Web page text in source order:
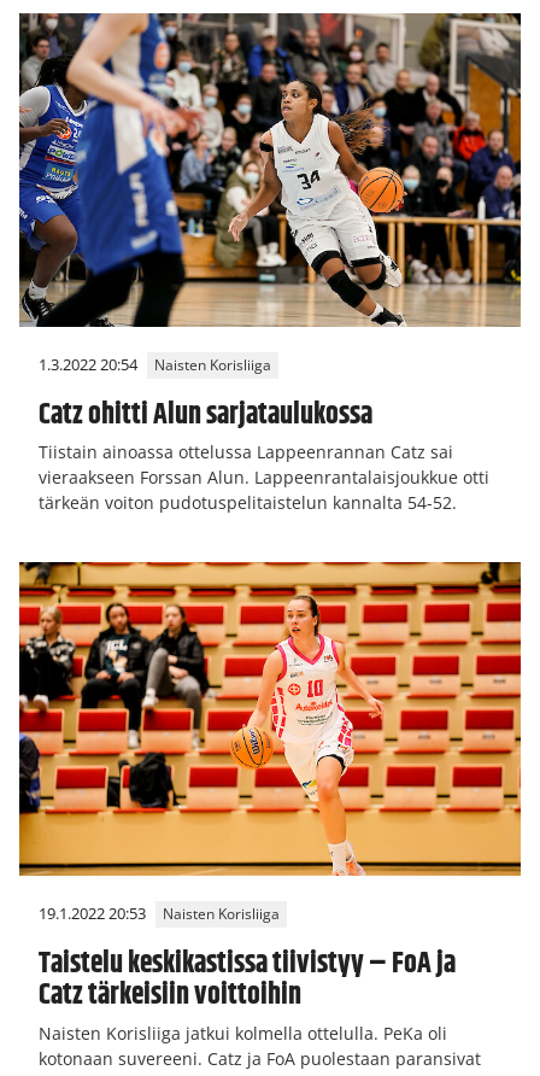
1.3.2022 20:54 Naisten Korisliiga
Catz ohitti Alun sarjataulukossa
Tiistain ainoassa ottelussa Lappeenrannan Catz sai
vieraakseen Forssan Alun. Lappeenrantalaisjoukkue otti
tärkeän voiton pudotuspelitaistelun kannalta 54-52.
19.1.2022 20:53 Naisten Korisliiga
Taistelu keskikastissa tiivistyy – FoA ja
Catz tärkeisiin voittoihin
Naisten Korisliiga jatkui kolmella ottelulla. PeKa oli
kotonaan suvereeni. Catz ja FoA puolestaan paransivat